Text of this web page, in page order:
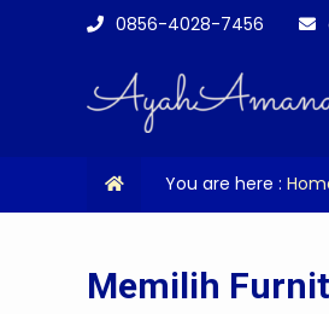
0856-4028-7456
You are here :
Memilih